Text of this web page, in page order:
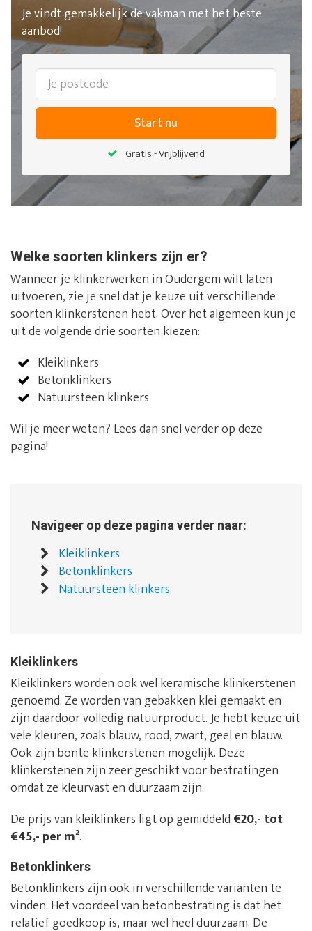
Je vindt gemakkelijk de vakman met het beste
aanbod!
Start nu
Gratis - Vrijblijvend
Welke soorten klinkers zijn er?
Wanneer je klinkerwerken in Oudergem wilt laten
uitvoeren, zie je snel dat je keuze uit verschillende
soorten klinkerstenen hebt. Over het algemeen kun je
uit de volgende drie soorten kiezen:
Kleiklinkers
Betonklinkers
Natuursteen klinkers
Wil je meer weten? Lees dan snel verder op deze
pagina!
Navigeer op deze pagina verder naar:
Kleiklinkers
Betonklinkers
Natuursteen klinkers
Kleiklinkers
Kleiklinkers worden ook wel keramische klinkerstenen
genoemd. Ze worden van gebakken klei gemaakt en
zijn daardoor volledig natuurproduct. Je hebt keuze uit
vele kleuren, zoals blauw, rood, zwart, geel en blauw.
Ook zijn bonte klinkerstenen mogelijk. Deze
klinkerstenen zijn zeer geschikt voor bestratingen
omdat ze kleurvast en duurzaam zijn.
De prijs van kleiklinkers ligt op gemiddeld €20,- tot
€45,- per m².
Betonklinkers
Betonklinkers zijn ook in verschillende varianten te
vinden. Het voordeel van betonbestrating is dat het
relatief goedkoop is, maar wel heel duurzaam. De